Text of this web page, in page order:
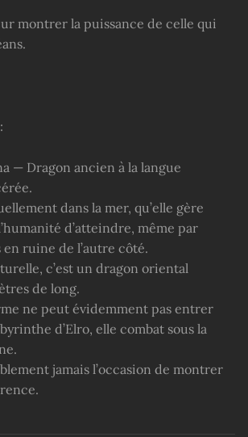
montrer la puissance de celle qui
— Dragon ancien à la langue
dans la mer, qu’elle gère
d’atteindre, même par
ruine de l’autre côté.
c’est un dragon oriental
de long.
ne peut évidemment pas entrer
d’Elro, elle combat sous la
jamais l’occasion de montrer